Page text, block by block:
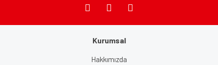
Gönder
Kurumsal
Hakkımızda